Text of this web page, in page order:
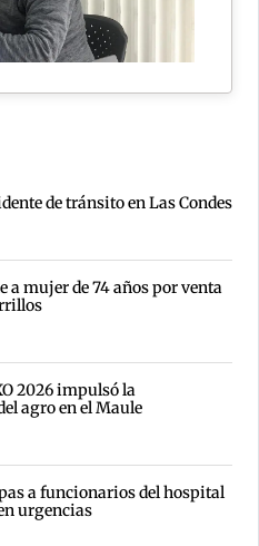
de tránsito en Las Condes
a mujer de 74 años por venta
2026 impulsó la
agro en el Maule
a funcionarios del hospital
urgencias